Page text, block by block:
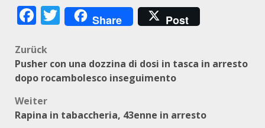
Facebook
Twitter
Share Post
Beitragsnavigation
Zurück
Pusher con una dozzina di dosi in tasca in arresto
dopo rocambolesco inseguimento
Weiter
Rapina in tabaccheria, 43enne in arresto